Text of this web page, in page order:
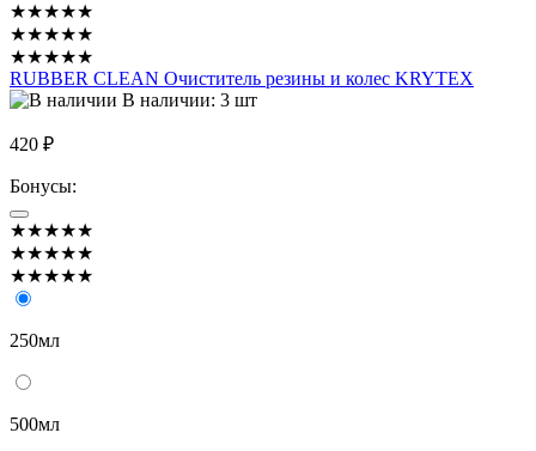
★★★★★
★★★★★
★★★★★
RUBBER CLEAN Очиститель резины и колес KRYTEX
В наличии: 3 шт
420 ₽
Бонусы:
★★★★★
★★★★★
★★★★★
250мл
500мл